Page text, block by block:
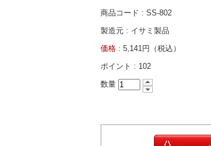
商品コード : SS-802
製造元 : イサミ製品
価格 : 5,141円（税込）
ポイント : 102
数量